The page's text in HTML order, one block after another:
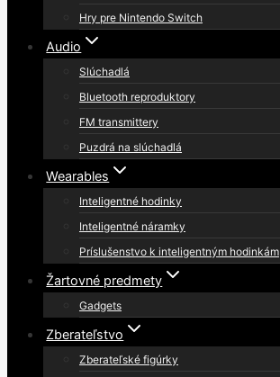
Hry pre Nintendo Switch
Audio
Slúchadlá
Bluetooth reproduktory
FM transmittery
Puzdrá na slúchadlá
Wearables
Inteligentné hodinky
Inteligentné náramky
Príslušenstvo k inteligentným hodinkám
Žartovné predmety
Gadgets
Zberateľstvo
Zberateľské figúrky